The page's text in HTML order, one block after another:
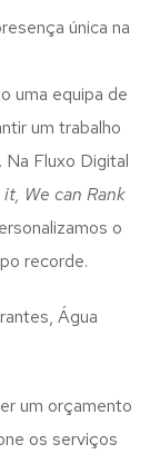
única na
uma equipa de
um trabalho
Na Fluxo Digital
We can Rank
o
recorde.
Água
um orçamento
os serviços